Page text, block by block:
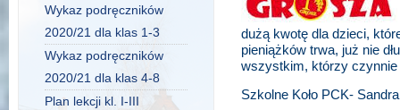
Wykaz podręczników
2020/21 dla klas 1-3
Wykaz podręczników
2020/21 dla klas 4-8
Plan lekcji kl. I-III
dużą kwotę dla dzieci,
pieniążków trwa, już nie
wszystkim, którzy czynnie
Szkolne Koło PCK-